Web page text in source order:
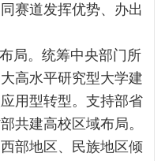
赛道发挥优势、办出
局。统筹中央部门所
高水平研究型大学建
用型转型。支持部省
共建高校区域布局。
部地区、民族地区倾